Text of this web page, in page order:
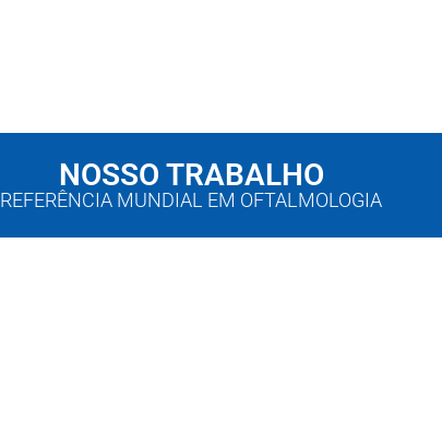
NOSSO TRABALHO​
REFERÊNCIA MUNDIAL EM OFTALMOLOGIA​